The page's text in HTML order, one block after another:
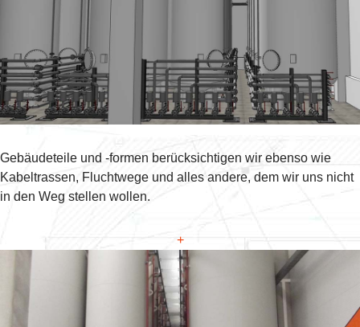
Gebäudeteile und -formen berücksichtigen wir ebenso wie
Kabeltrassen, Fluchtwege und alles andere, dem wir uns nicht
in den Weg stellen wollen.
+